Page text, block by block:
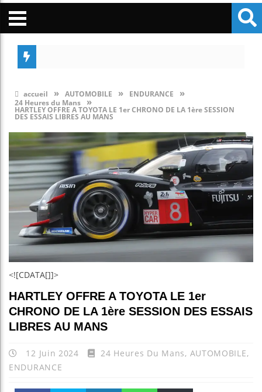
accueil » AUTOMOBILE » ENDURANCE »
24 Heures du Mans »
HARTLEY OFFRE A TOYOTA LE 1er CHRONO DE LA 1ère SESSION
DES ESSAIS LIBRES AU MANS
<![CDATA[]]>
HARTLEY OFFRE A TOYOTA LE 1er
CHRONO DE LA 1ère SESSION DES ESSAIS
LIBRES AU MANS
12 Juin 2024 24 Heures Du Mans, AUTOMOBILE,
ENDURANCE